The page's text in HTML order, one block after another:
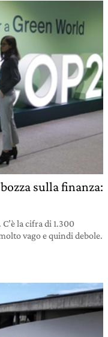
sulla finanza:
la cifra di 1.300
vago e quindi debole.